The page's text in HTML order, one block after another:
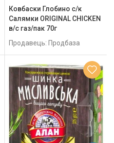
Ковбаски Глобино с/к
Салямки ORIGINAL CHICKEN
в/с газ/пак 70г
Продавець: Продбаза